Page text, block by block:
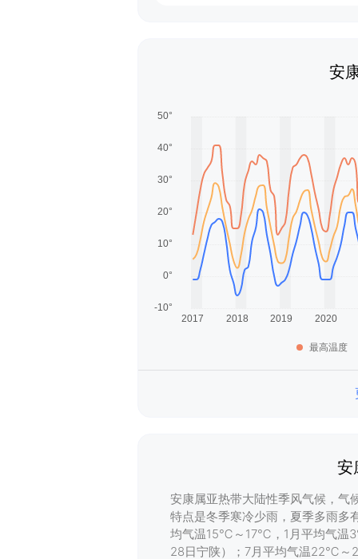
安
最高温度
安
安康属亚热带大陆性季风气候，气
特点是冬季寒冷少雨，夏季多雨多
均气温15℃～17℃，1月平均气温
28日宁陕）；7月平均气温22℃